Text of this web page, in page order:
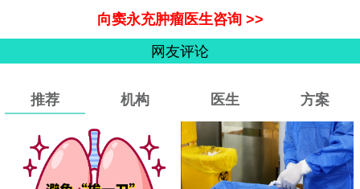
向窦永充肿瘤医生咨询 >>
网友评论
推荐 机构 医生 方案